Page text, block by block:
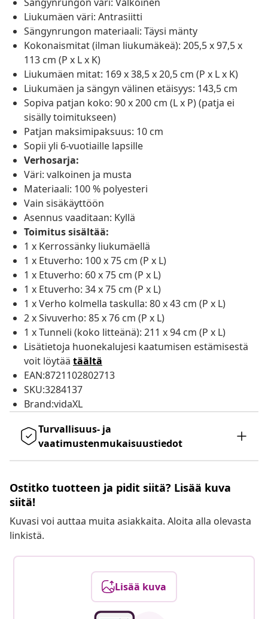
Liukumäen väri: Antrasiitti
Sängynrungon materiaali: Täysi mänty
Kokonaismitat (ilman liukumäkeä): 205,5 x 97,5 x
113 cm (P x L x K)
Liukumäen mitat: 169 x 38,5 x 20,5 cm (P x L x K)
Liukumäen ja sängyn välinen etäisyys: 143,5 cm
Sopiva patjan koko: 90 x 200 cm (L x P) (patja ei
sisälly toimitukseen)
Patjan maksimipaksuus: 10 cm
Sopii yli 6-vuotiaille lapsille
Verhosarja:
Väri: valkoinen ja musta
Materiaali: 100 % polyesteri
Vain sisäkäyttöön
Asennus vaaditaan: Kyllä
Toimitus sisältää:
1 x Kerrossänky liukumäellä
1 x Etuverho: 100 x 75 cm (P x L)
1 x Etuverho: 60 x 75 cm (P x L)
1 x Etuverho: 34 x 75 cm (P x L)
1 x Verho kolmella taskulla: 80 x 43 cm (P x L)
2 x Sivuverho: 85 x 76 cm (P x L)
1 x Tunneli (koko litteänä): 211 x 94 cm (P x L)
Lisätietoja huonekalujesi kaatumisen estämisestä
voit löytää täältä
EAN:8721102802713
SKU:3284137
Brand:vidaXL
Turvallisuus- ja
vaatimustenmukaisuustiedot
Ostitko tuotteen ja pidit siitä? Lisää kuva
siitä!
Kuvasi voi auttaa muita asiakkaita. Aloita alla olevasta
linkistä.
Lisää kuva